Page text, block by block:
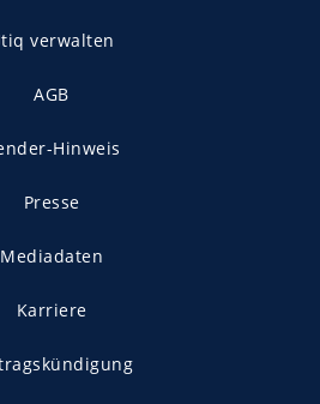
verwalten
AGB
Hinweis
Presse
Mediadaten
Karriere